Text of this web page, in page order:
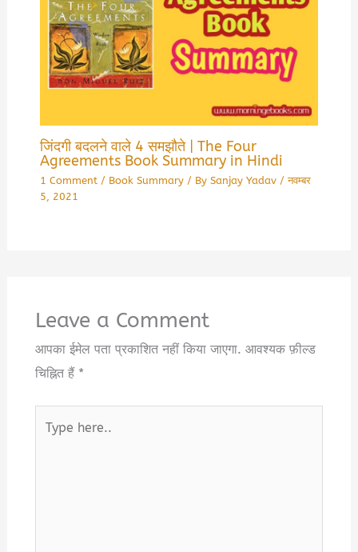
जिंदगी बदलने वाले 4 समझौते | The Four
Agreements Book Summary in Hindi
1 Comment / Book Summary/ By Sanjay Yadav /नवम्बर
5, 2021
Leave a Comment
आपका ईमेल पता प्रकाशित नहीं किया जाएगा. आवश्यक फ़ील्ड
चिह्नित हैं *
here..